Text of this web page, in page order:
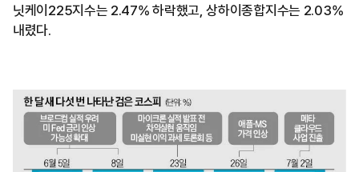
닛케이225지수는 2.47% 하락했고, 상하이종합지수는 2.03%
내렸다.